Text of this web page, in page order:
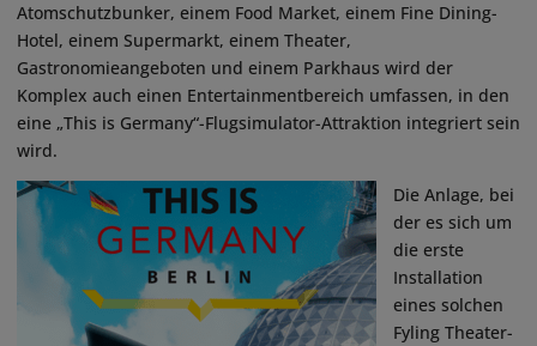
Atomschutzbunker, einem Food Market, einem Fine Dining-
Hotel, einem Supermarkt, einem Theater,
Gastronomieangeboten und einem Parkhaus wird der
Komplex auch einen Entertainmentbereich umfassen, in den
eine „This is Germany“-Flugsimulator-Attraktion integriert sein
wird.
Die Anlage, bei
der es sich um
die erste
Installation
eines solchen
Fyling Theater-